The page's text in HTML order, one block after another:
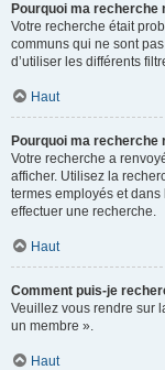
Pourquoi ma recherche
Votre recherche était
communs qui ne sont
d’utiliser les différents
Haut
Pourquoi ma recherche
Votre recherche a
afficher. Utilisez la
termes employés et
effectuer une recherche.
Haut
Comment puis-je
Veuillez vous rendre sur
un membre ».
Haut